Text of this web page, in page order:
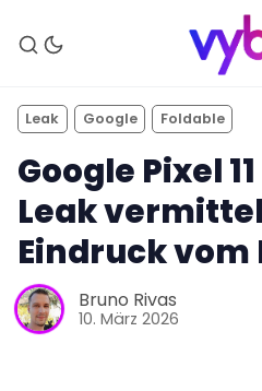
Leak Google Foldable
Google Pixel
Leak
Eindruck vom
Bruno Rivas
10. März 2026